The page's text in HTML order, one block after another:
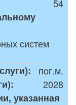
54
систем
пог.м.
2028
указанная